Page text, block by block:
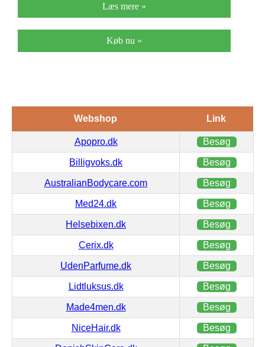
Læs mere »
Køb nu »
Webshop Link
Apopro.dk Besøg
Billigvoks.dk Besøg
AustralianBodycare.com Besøg
Med24.dk Besøg
Helsebixen.dk Besøg
Cerix.dk Besøg
UdenParfume.dk Besøg
Lidtluksus.dk Besøg
Made4men.dk Besøg
NiceHair.dk Besøg